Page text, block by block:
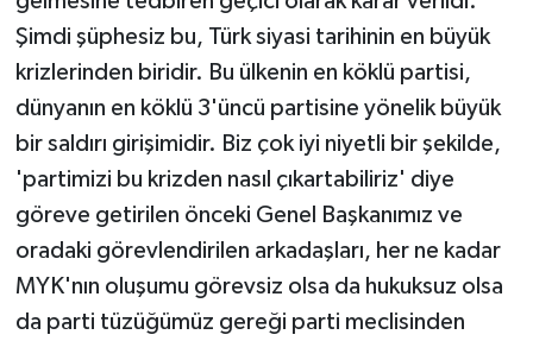
Şimdi şüphesiz bu, Türk siyasi tarihinin en büyük
krizlerinden biridir. Bu ülkenin en köklü partisi,
dünyanın en köklü 3'üncü partisine yönelik büyük
bir saldırı girişimidir. Biz çok iyi niyetli bir şekilde,
'partimizi bu krizden nasıl çıkartabiliriz' diye
göreve getirilen önceki Genel Başkanımız ve
oradaki görevlendirilen arkadaşları, her ne kadar
MYK'nın oluşumu görevsiz olsa da hukuksuz olsa
da parti tüzüğümüz gereği parti meclisinden